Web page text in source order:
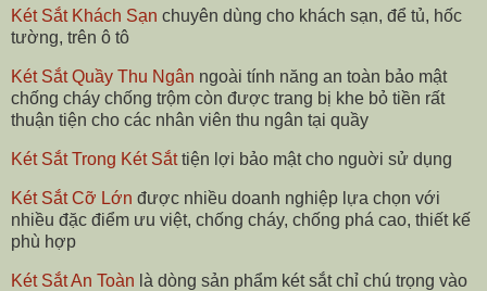
Két Sắt Khách Sạn chuyên dùng cho khách sạn, để tủ, hốc
tường, trên ô tô
Két Sắt Quầy Thu Ngân ngoài tính năng an toàn bảo mật
chống cháy chống trộm còn được trang bị khe bỏ tiền rất
thuận tiện cho các nhân viên thu ngân tại quầy
Két Sắt Trong Két Sắttiện lợi bảo mật cho nguời sử dụng
Két Sắt Cỡ Lớn được nhiều doanh nghiệp lựa chọn với
nhiều đặc điểm ưu việt, chống cháy, chống phá cao, thiết kế
phù hợp
Két Sắt An Toàn là dòng sản phẩm két sắt chỉ chú trọng vào